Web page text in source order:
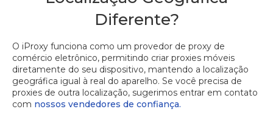
Diferente?
O iProxy funciona como um provedor de proxy de
comércio eletrônico, permitindo criar proxies móveis
diretamente do seu dispositivo, mantendo a localização
geográfica igual à real do aparelho. Se você precisa de
proxies de outra localização, sugerimos entrar em contato
com nossos vendedores de confiança.